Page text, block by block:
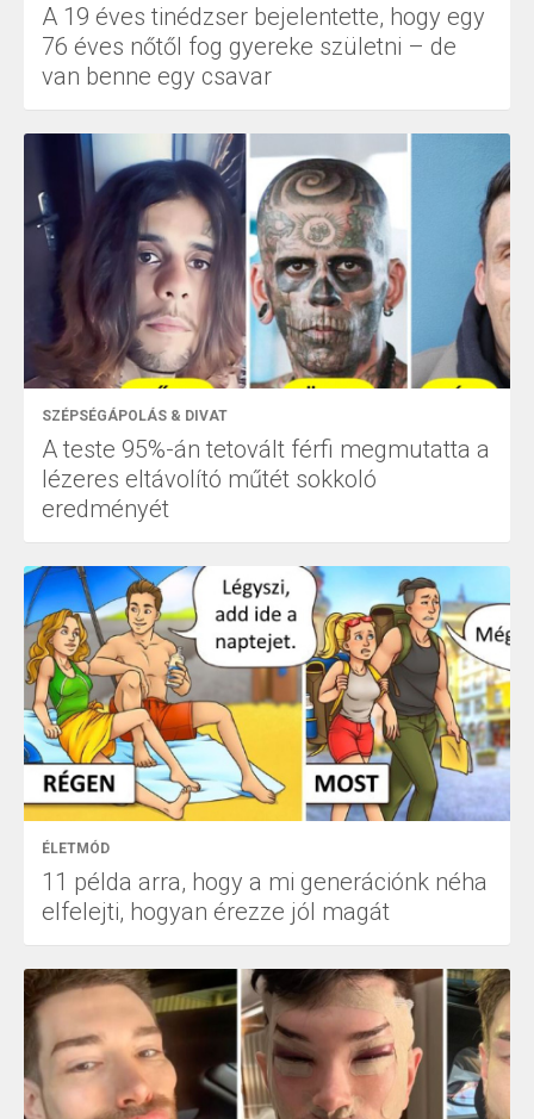
A 19 éves tinédzser bejelentette, hogy egy
76 éves nőtől fog gyereke születni – de
van benne egy csavar
SZÉPSÉGÁPOLÁS & DIVAT
A teste 95%-án tetovált férfi megmutatta a
lézeres eltávolító műtét sokkoló
eredményét
ÉLETMÓD
11 példa arra, hogy a mi generációnk néha
elfelejti, hogyan érezze jól magát